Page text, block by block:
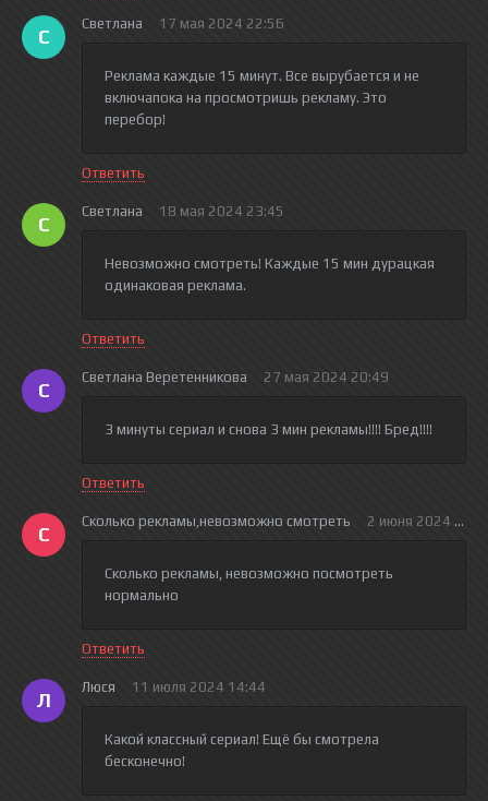
С
Светлана 17 мая 2024 22:56
Реклама каждые 15 минут. Все вырубается и не
включапока на просмотришь рекламу. Это
перебор!
Ответить
С
Светлана 18 мая 2024 23:45
Невозможно смотреть! Каждые 15 мин дурацкая
одинаковая реклама.
Ответить
С
Светлана Веретенникова 27 мая 2024 20:49
3 минуты сериал и снова 3 мин рекламы!!!! Бред!!!!
Ответить
С
Сколько рекламы,невозможно смотреть 2 июня 2024
Сколько рекламы, невозможно посмотреть
нормально
Ответить
Л
Люся 11 июля 2024 14:44
Какой классный сериал! Ещё бы смотрела
бесконечно!